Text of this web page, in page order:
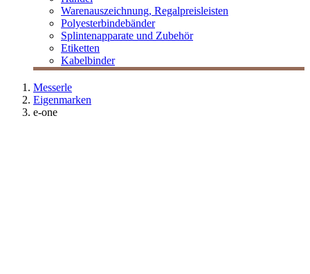
Warenauszeichnung, Regalpreisleisten
Polyesterbindebänder
Splintenapparate und Zubehör
Etiketten
Kabelbinder
Messerle
Eigenmarken
e-one